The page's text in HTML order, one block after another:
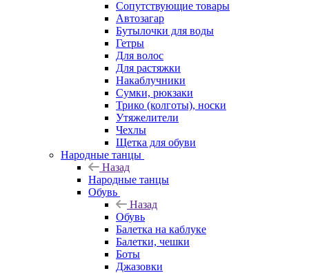
Сопутствующие товары
Автозагар
Бутылочки для воды
Гетры
Для волос
Для растяжки
Накаблучники
Сумки, рюкзаки
Трико (колготы), носки
Утяжелители
Чехлы
Щетка для обуви
Народные танцы
Назад
Народные танцы
Обувь
Назад
Обувь
Балетка на каблуке
Балетки, чешки
Боты
Джазовки